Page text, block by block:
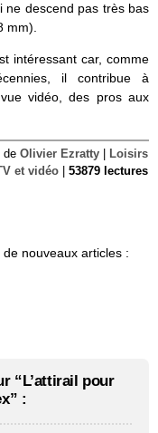
ne descend pas très bas
mm).
intéressant car, comme
il contribue à
vidéo, des pros aux
de Olivier Ezratty
Loisirs
et vidéo 53879 lectures
nouveaux articles :
“L’attirail pour
: